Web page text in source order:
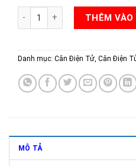
CÂN ĐIỆN TỬ FEJ 600G 1KG
THÊM VÀO
Danh mục: Cân Điện Tử Cân Điện
MÔ TẢ